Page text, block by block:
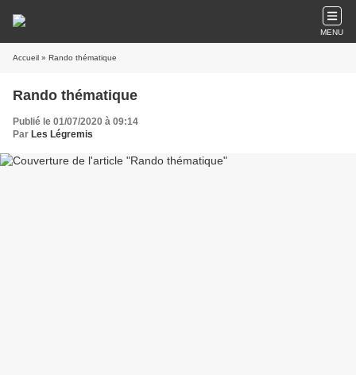
MENU
Accueil » Rando thématique
Rando thématique
Publié le 01/07/2020 à 09:14
Par Les Légremis